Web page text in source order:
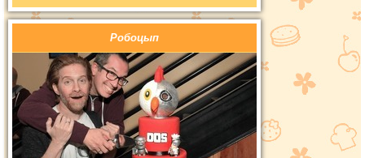
Робоцып